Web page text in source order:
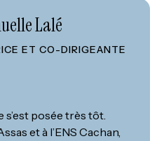
Lalé
ET CO-DIRIGEANTE
s’est posée très tôt.
et à l’ENS Cachan,